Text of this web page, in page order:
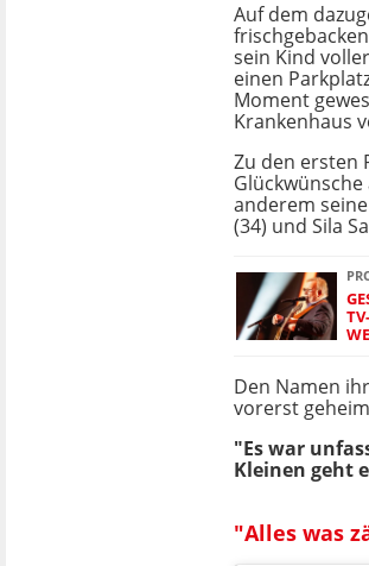
Auf dem
sein Kind
einen
Moment
Krankenhaus
Zu den ersten
anderem
(34) und Sila
Den Namen
vorerst
"Es war
Kleinen geht
"Alles was